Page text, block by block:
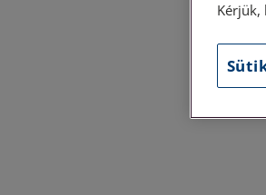
Kérjük,